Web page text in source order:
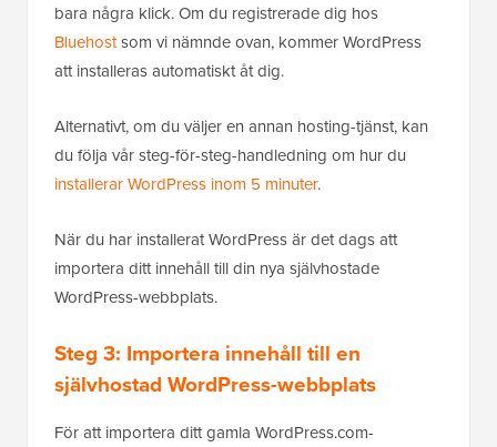
bara några klick. Om du registrerade dig hos
Bluehostsom vi nämnde ovan, kommer WordPress
att installeras automatiskt åt dig.
Alternativt, om du väljer en annan hosting-tjänst, kan
du följa vår steg-för-steg-handledning om hur du
installerar WordPress inom 5 minuter.
När du har installerat WordPress är det dags att
importera ditt innehåll till din nya självhostade
WordPress-webbplats.
Steg 3: Importera innehåll till en
självhostad WordPress-webbplats
För att importera ditt gamla WordPress.com-